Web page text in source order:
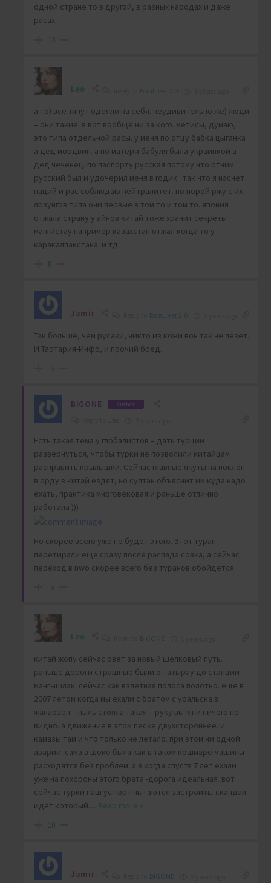
одной стране то в другой, в разных народах и даже
расах.
13
Leo BaaL.ver.2.0
а то) все тянут одеяло на себя. неудивительно же) люди
– они такие. я вот вообще ни за кого. метисы, думаю,
это типа отдельной расы. у меня по отцу бабка цыганка
а дед мордвин. а по матери бабуля была украинкой а
дед чеченец. по паспорту русская потому что отчим
русский был и удочерил меня в годик . так что я насчет
наций и рас соблюдаю нейтралитет. но порой ржу с их
лозунгов типа они первые в том то и том то. япония
отжала страну у айнов китай тоже хранит секреты
мангистау например казахстан отжал когда то у
каракалпакстана. и тд.
8
Jamir BaaL.ver.2.0
Так больше, чем русаки, никто из кожи вон так не лезет.
И Тартария-Инфо, и прочий бред.
-6
BIGONE Author
Leo
Есть такая тема у глобалистов – дать турции
развернуться, чтобы турки не позволили китайцам
расправить крылышки. Сейчас главные якуты на поклон
в орду в китай ездят, но султан объяснит им куда надо
ехать, практика многовековая и раньше отлично
работала )))
Но скорее всего уже не будет этого. Этот туран
перетирали еще сразу после распада совка, а сейчас
переход в nwo скорее всего без туранов обойдется.
-9
Leo BIGONE
китай жопу сейчас рвет за новый шелковый путь.
раньше дороги страшные были от атырау до станции
мангышлак. сейчас как взлетная полоса полотно. еще в
2007 летом когда мы ехали с братом с уральска в
жанаозен – пыль стояла такая – руку вытяни ничего не
видно. а движение в этом песке двухстороннее. и
камазы там и что только не летало. при этом ни одной
аварии. сама в шоке была как в таком кошмаре машины
расходятся без проблем. а в когда спустя 7 лет ехали
уже на похороны этого брата -дорога идеальная. вот
сейчас турки наш устюрт пытаются застроить. скандал
идет который… Read more »
10
Jamir BIGONE